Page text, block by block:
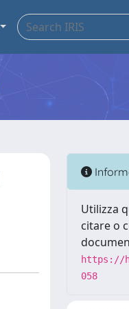
Utilizza
citare o
https://
058